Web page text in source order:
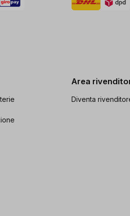
Area
Diventa